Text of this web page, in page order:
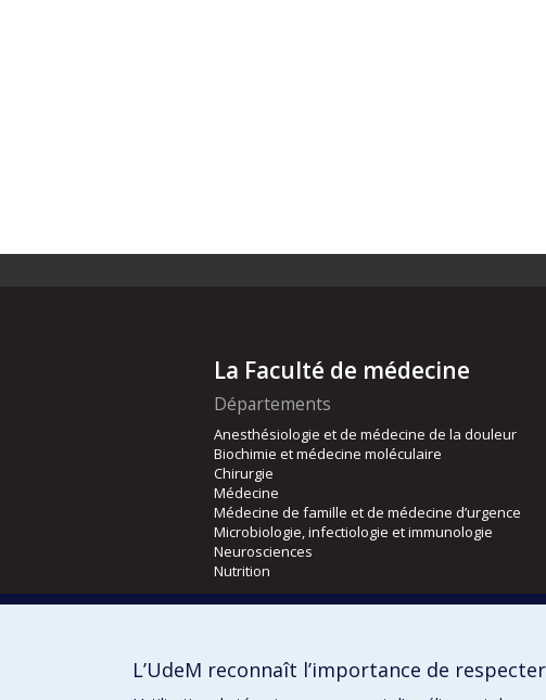
La Faculté de médecine
Départements
Anesthésiologie et de médecine de la douleur
Biochimie et médecine moléculaire
Chirurgie
Médecine
Médecine de famille et de médecine d’urgence
Microbiologie, infectiologie et immunologie
Neurosciences
Nutrition
Orthophonie et audiologie
L’UdeM reconnaît l’importance de